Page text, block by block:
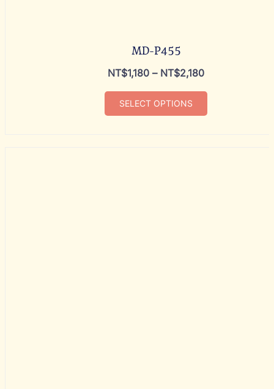
MD-P455
NT$1,180 – NT$2,180
SELECT OPTIONS